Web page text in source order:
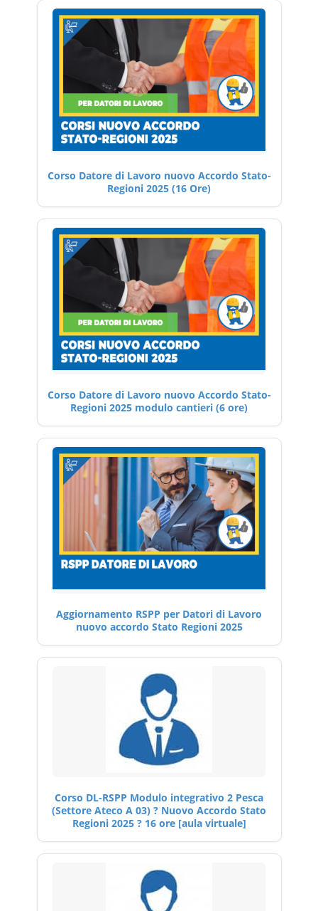
Corso Datore di Lavoro nuovo Accordo Stato-
Regioni 2025 (16 Ore)
Corso Datore di Lavoro nuovo Accordo Stato-
Regioni 2025 modulo cantieri (6 ore)
Aggiornamento RSPP per Datori di Lavoro
nuovo accordo Stato Regioni 2025
Corso DL-RSPP Modulo integrativo 2 Pesca
(Settore Ateco A 03) ? Nuovo Accordo Stato
Regioni 2025 ? 16 ore [aula virtuale]